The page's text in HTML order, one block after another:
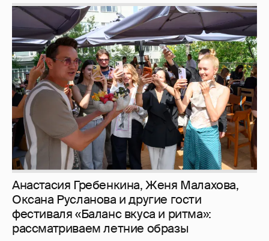
Анастасия Гребенкина, Женя Малахова,
Оксана Русланова и другие гости
фестиваля «Баланс вкуса и ритма»:
рассматриваем летние образы